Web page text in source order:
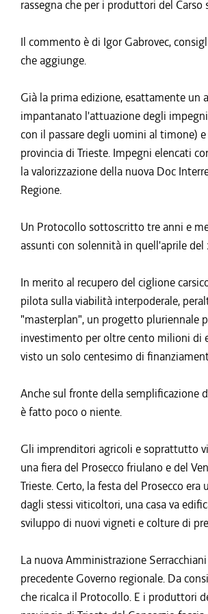
rassegna che per i produttori del
Il commento è di Igor Gabrovec,
che aggiunge.
Già la prima edizione, esattamente un
impantanato l'attuazione degli
con il passare degli uomini al timone)
provincia di Trieste. Impegni elencati
la valorizzazione della nuova Doc
Regione.
Un Protocollo sottoscritto tre anni e
assunti con solennità in quell'aprile
In merito al recupero del ciglione
pilota sulla viabilità interpoderale,
"masterplan", un progetto pluriennale
investimento per oltre cento milioni di
visto un solo centesimo di
Anche sul fronte della semplificazione
è fatto poco o niente.
Gli imprenditori agricoli e soprattutto
una fiera del Prosecco friulano e del
Trieste. Certo, la festa del Prosecco
dagli stessi viticoltori, una casa va
sviluppo di nuovi vigneti e colture di
La nuova Amministrazione
precedente Governo regionale. Da
che ricalca il Protocollo. E i produttori